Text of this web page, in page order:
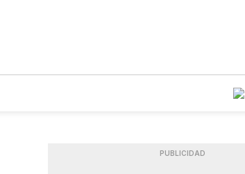
PUBLICIDAD